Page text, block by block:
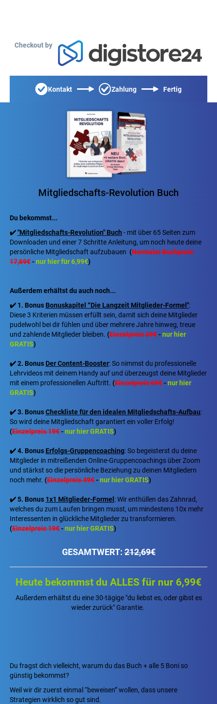
Checkout by
Kontakt Zahlung Fertig
Mitgliedschafts-Revolution Buch
Du bekommst...
✔️"Mitgliedschafts-Revolution" Buch - mit über 65 Seiten zum
Downloaden und einer 7 Schritte Anleitung, um noch heute deine
persönliche Mitgliedschaft aufzubauen (Normaler Buchpreis
17,69€-nur hier für 6,99€)
Außerdem erhältst du auch noch...
✔️ 1. Bonus Bonuskapitel “Die Langzeit Mitglieder-Formel":
Diese 3 Kriterien müssen erfüllt sein, damit sich deine Mitglieder
pudelwohl bei dir fühlen und über mehrere Jahre hinweg, treue
und zahlende Mitglieder bleiben. (Einzelpreis 39€-nur hier
GRATIS)
✔️ 2. Bonus Der Content-Booster: So nimmst du professionelle
Lehrvideos mit deinem Handy auf und überzeugst deine Mitglieder
mit einem professionellen Auftritt. (Einzelpreis 69€-nur hier
GRATIS)
✔️ 3. BonusCheckliste für den idealen Mitgliedschafts-Aufbau:
So wird deine Mitgliedschaft garantiert ein voller Erfolg!
(Einzelpreis 19€-nur hier GRATIS)
✔️ 4. Bonus Erfolgs-Gruppencoaching: So begeisterst du deine
Mitglieder in mitreißenden Online-Gruppencoachings über Zoom
und stärkst so die persönliche Beziehung zu deinen Mitgliedern
noch mehr. (Einzelpreis 49€-nur hier GRATIS)
✔️ 5. Bonus 1x1 Mitglieder-Formel : Wir enthüllen das Zahnrad,
welches du zum Laufen bringen musst, um mindestens 10x mehr
Interessenten in glückliche Mitglieder zu transformieren.
(Einzelpreis 19€-nur hier GRATIS)
GESAMTWERT:212,69€
Heute bekommst du ALLES für nur 6,99€
Außerdem erhältst du eine 30-tägige "du liebst es, oder gibst es
wieder zurück" Garantie.
Du fragst dich vielleicht, warum du das Buch + alle 5 Boni so
günstig bekommst?
Weil wir dir zuerst einmal “beweisen” wollen, dass unsere
Strategien wirklich so gut sind.